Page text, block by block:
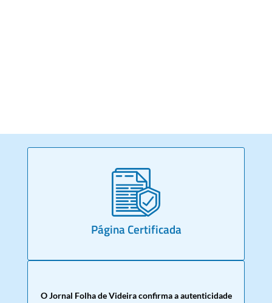
Página Certificada
O Jornal Folha de Videira confirma a autenticidade